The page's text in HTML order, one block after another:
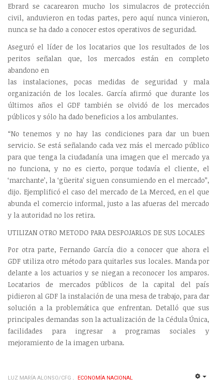
Ebrard se cacarearon mucho los simulacros de protección
civil, anduvieron en todas partes, pero aquí nunca vinieron,
nunca se ha dado a conocer estos operativos de seguridad.
Aseguró el líder de los locatarios que los resultados de los
peritos señalan que, los mercados están en completo
abandono en
las instalaciones, pocas medidas de seguridad y mala
organización de los locales. García afirmó que durante los
últimos años el GDF también se olvidó de los mercados
públicos y sólo ha dado beneficios a los ambulantes.
“No tenemos y no hay las condiciones para dar un buen
servicio. Se está señalando cada vez más el mercado público
para que tenga la ciudadanía una imagen que el mercado ya
no funciona, y no es cierto, porque todavía el cliente, el
‘marchante’, la ‘güerita’ siguen consumiendo en el mercado”,
dijo. Ejemplificó el caso del mercado de La Merced, en el que
abunda el comercio informal, justo a las afueras del mercado
y la autoridad no los retira.
UTILIZAN OTRO METODO PARA DESPOJARLOS DE SUS LOCALES
Por otra parte, Fernando García dio a conocer que ahora el
GDF utiliza otro método para quitarles sus locales. Manda por
delante a los actuarios y se niegan a reconocer los amparos.
Locatarios de mercados públicos de la capital del país
pidieron al GDF la instalación de una mesa de trabajo, para dar
solución a la problemática que enfrentan. Detalló que sus
principales demandas son la actualización de la Cédula Única,
facilidades para ingresar a programas sociales y
mejoramiento de la imagen urbana.
LUZ MARÍA ALONSO/CFG
ECONOMÍ­A NACIONAL